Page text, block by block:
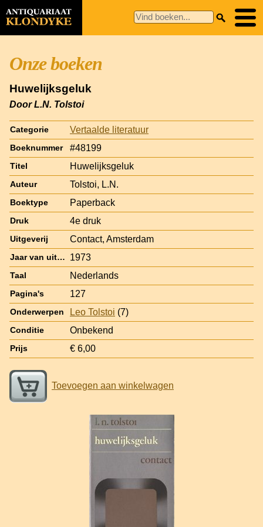
Onze boeken
Huwelijksgeluk
Door L.N. Tolstoi
Categorie Vertaalde literatuur
Boeknummer #48199
Titel Huwelijksgeluk
Auteur Tolstoi, L.N.
Boektype Paperback
Druk 4e druk
Uitgeverij Contact, Amsterdam
Jaar van uitgave 1973
Taal Nederlands
Pagina's 127
Onderwerpen Leo Tolstoi (7)
Conditie Onbekend
Prijs € 6,00
Toevoegen aan winkelwagen